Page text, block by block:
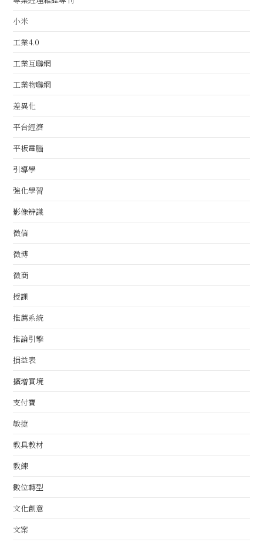
小米
工業4.0
工業互聯網
工業物聯網
差異化
平台經濟
平板電腦
引導學
強化學習
影像辨識
微信
微博
微商
授課
推薦系統
推論引擎
損益表
擴增實境
支付寶
敏捷
教具教材
教練
數位轉型
文化創意
文案